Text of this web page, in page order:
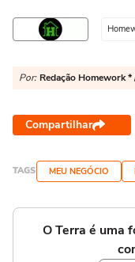
Por: Redação Homework
Compartilhar
TAGS MEU NEGÓCIO
O Terra é uma